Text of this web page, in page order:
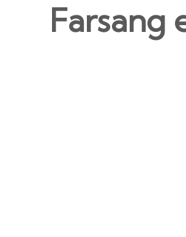
Farsang